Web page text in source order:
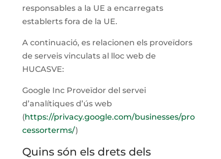
responsables a la UE a encarregats
establerts fora de la UE.
A continuació, es relacionen els proveïdors
de serveis vinculats al lloc web de
HUCASVE:
Google Inc Proveïdor del servei
d’analítiques d’ús web
(https://privacy.google.com/businesses/pro
cessorterms/)
Quins són els drets dels